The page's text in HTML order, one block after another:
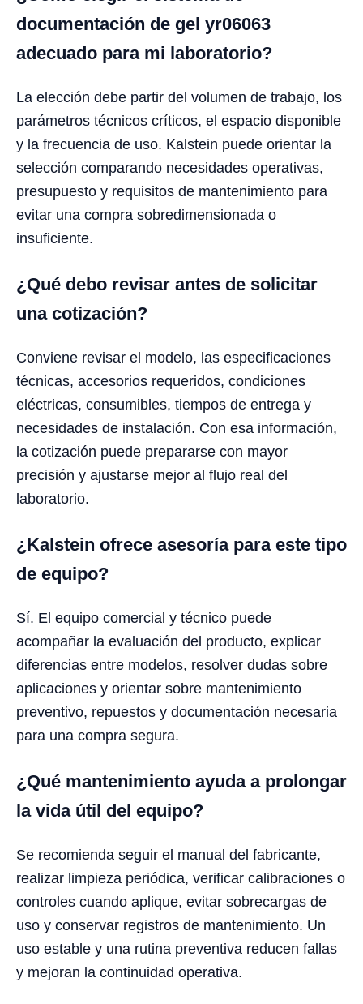
documentación de gel yr06063
adecuado para mi laboratorio?
La elección debe partir del volumen de trabajo, los
parámetros técnicos críticos, el espacio disponible
y la frecuencia de uso. Kalstein puede orientar la
selección comparando necesidades operativas,
presupuesto y requisitos de mantenimiento para
evitar una compra sobredimensionada o
insuficiente.
¿Qué debo revisar antes de solicitar
una cotización?
Conviene revisar el modelo, las especificaciones
técnicas, accesorios requeridos, condiciones
eléctricas, consumibles, tiempos de entrega y
necesidades de instalación. Con esa información,
la cotización puede prepararse con mayor
precisión y ajustarse mejor al flujo real del
laboratorio.
¿Kalstein ofrece asesoría para este tipo
de equipo?
Sí. El equipo comercial y técnico puede
acompañar la evaluación del producto, explicar
diferencias entre modelos, resolver dudas sobre
aplicaciones y orientar sobre mantenimiento
preventivo, repuestos y documentación necesaria
para una compra segura.
¿Qué mantenimiento ayuda a prolongar
la vida útil del equipo?
Se recomienda seguir el manual del fabricante,
realizar limpieza periódica, verificar calibraciones o
controles cuando aplique, evitar sobrecargas de
uso y conservar registros de mantenimiento. Un
uso estable y una rutina preventiva reducen fallas
y mejoran la continuidad operativa.